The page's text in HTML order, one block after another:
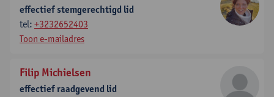
effectief stemgerechtigd lid
tel: +3232652403
Toon e-mailadres
Filip Michielsen
effectief raadgevend lid